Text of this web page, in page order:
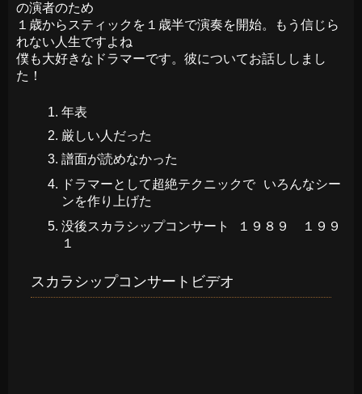
の演者のため
１歳からスティックを１歳半で演奏を開始。もう信じら
れない人生ですよね
僕も大好きなドラマーです。彼についてお話ししまし
た！
年表
厳しい人だった
譜面が読めなかった
ドラマーとして超絶テクニックで いろんなシー
ンを作り上げた
没後スカラシップコンサート １９８９ １９９
１
スカラシップコンサートビデオ